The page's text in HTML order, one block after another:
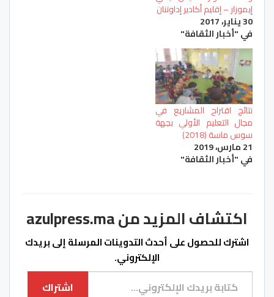
إيموزار – إقليم أكادير إداوتنان
30 يناير، 2017
في "أخبار الثقافة"
نتائج اقتراح المشاريع في
مجال التعليم الأولي بجهة
سوس ماسة (2018)
21 مارس، 2019
في "أخبار الثقافة"
اكتشاف المزيد من azulpress.ma
اشترك للحصول على أحدث التدوينات المرسلة إلى بريدك
الإلكتروني.
كتابة بريدك الإلكتروني...
اشتراك